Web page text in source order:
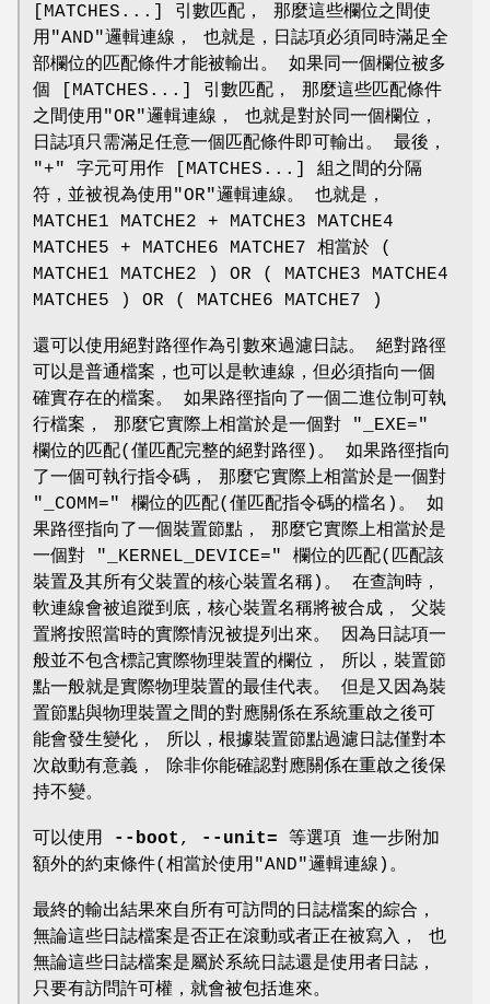
[MATCHES...] 引數匹配， 那麼這些欄位之間使
用"AND"邏輯連線， 也就是，日誌項必須同時滿足全
部欄位的匹配條件才能被輸出。 如果同一個欄位被多
個 [MATCHES...] 引數匹配， 那麼這些匹配條件
之間使用"OR"邏輯連線， 也就是對於同一個欄位，
日誌項只需滿足任意一個匹配條件即可輸出。 最後，
"+" 字元可用作 [MATCHES...] 組之間的分隔
符，並被視為使用"OR"邏輯連線。 也就是，
MATCHE1 MATCHE2 + MATCHE3 MATCHE4
MATCHE5 + MATCHE6 MATCHE7 相當於 (
MATCHE1 MATCHE2 ) OR ( MATCHE3 MATCHE4
MATCHE5 ) OR ( MATCHE6 MATCHE7 )
還可以使用絕對路徑作為引數來過濾日誌。 絕對路徑
可以是普通檔案，也可以是軟連線，但必須指向一個
確實存在的檔案。 如果路徑指向了一個二進位制可執
行檔案， 那麼它實際上相當於是一個對 "_EXE="
欄位的匹配(僅匹配完整的絕對路徑)。 如果路徑指向
了一個可執行指令碼， 那麼它實際上相當於是一個對
"_COMM=" 欄位的匹配(僅匹配指令碼的檔名)。 如
果路徑指向了一個裝置節點， 那麼它實際上相當於是
一個對 "_KERNEL_DEVICE=" 欄位的匹配(匹配該
裝置及其所有父裝置的核心裝置名稱)。 在查詢時，
軟連線會被追蹤到底，核心裝置名稱將被合成， 父裝
置將按照當時的實際情況被提列出來。 因為日誌項一
般並不包含標記實際物理裝置的欄位， 所以，裝置節
點一般就是實際物理裝置的最佳代表。 但是又因為裝
置節點與物理裝置之間的對應關係在系統重啟之後可
能會發生變化， 所以，根據裝置節點過濾日誌僅對本
次啟動有意義， 除非你能確認對應關係在重啟之後保
持不變。
可以使用 --boot , --unit= 等選項 進一步附加
額外的約束條件(相當於使用"AND"邏輯連線)。
最終的輸出結果來自所有可訪問的日誌檔案的綜合，
無論這些日誌檔案是否正在滾動或者正在被寫入， 也
無論這些日誌檔案是屬於系統日誌還是使用者日誌，
只要有訪問許可權，就會被包括進來。